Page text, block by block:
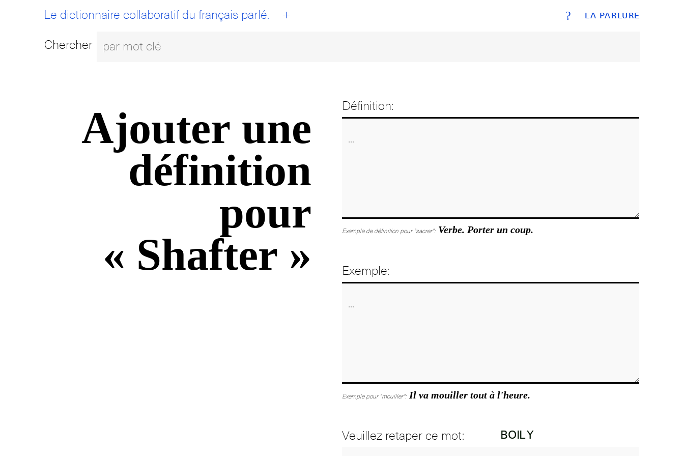
LA PARLURE
Le dictionnaire collaboratif du français parlé. + ?
Chercher
Ajouter une
définition
pour
« Shafter »
Définition:
Exemple de définition pour "sacrer": Verbe. Porter un coup.
Exemple:
Exemple pour "mouiller": Il va mouiller tout à l'heure.
Veuillez retaper ce mot: